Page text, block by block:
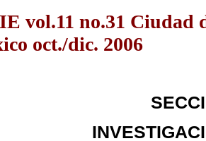
vol.11 no.31 Ciudad
oct./dic. 2006